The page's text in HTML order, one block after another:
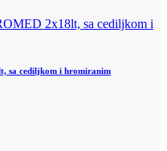
sa cediljkom i hromiranim